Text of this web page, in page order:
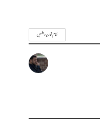
تمام تحاریر دیکھیں